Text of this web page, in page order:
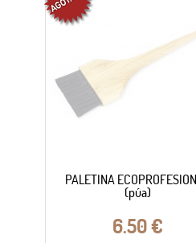
PALETINA
(púa)
6.50€